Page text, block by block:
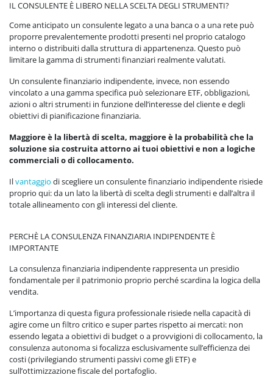
IL CONSULENTE È LIBERO NELLA SCELTA DEGLI STRUMENTI?
Come anticipato un consulente legato a una banca o a una rete può
proporre prevalentemente prodotti presenti nel proprio catalogo
interno o distribuiti dalla struttura di appartenenza. Questo può
limitare la gamma di strumenti finanziari realmente valutati.
Un consulente finanziario indipendente, invece, non essendo
vincolato a una gamma specifica può selezionare ETF, obbligazioni,
azioni o altri strumenti in funzione dell’interesse del cliente e degli
obiettivi di pianificazione finanziaria.
Maggiore è la libertà di scelta, maggiore è la probabilità che la
soluzione sia costruita attorno ai tuoi obiettivi e non a logiche
commerciali o di collocamento.
Ilvantaggio di scegliere un consulente finanziario indipendente risiede
proprio qui: da un lato la libertà di scelta degli strumenti e dall’altra il
totale allineamento con gli interessi del cliente.
PERCHÈ LA CONSULENZA FINANZIARIA INDIPENDENTE È
IMPORTANTE
La consulenza finanziaria indipendente rappresenta un presidio
fondamentale per il patrimonio proprio perché scardina la logica della
vendita.
L’importanza di questa figura professionale risiede nella capacità di
agire come un filtro critico e super partes rispetto ai mercati: non
essendo legata a obiettivi di budget o a provvigioni di collocamento, la
consulenza autonoma si focalizza esclusivamente sull’efficienza dei
costi (privilegiando strumenti passivi come gli ETF) e
sull’ottimizzazione fiscale del portafoglio.